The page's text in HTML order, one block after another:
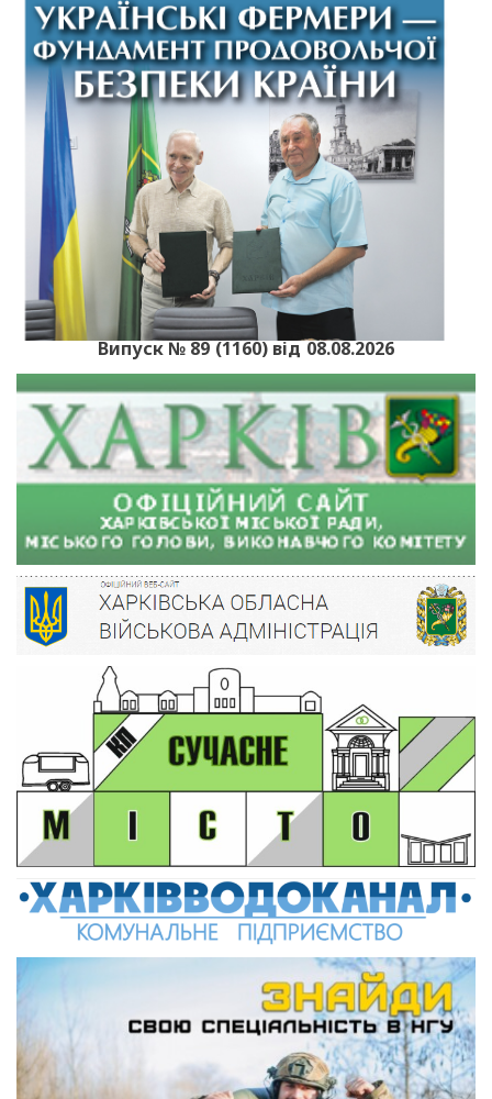
Випуск № 89 (1160) від 08.08.2026